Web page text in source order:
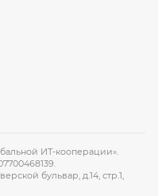
ИТ-кооперации».
бульвар, д.14, стр.1,